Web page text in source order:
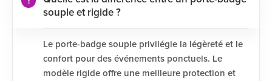
souple et rigide ?
Le porte-badge souple privilégie la légèreté et le
confort pour des événements ponctuels. Le
modèle rigide offre une meilleure protection et